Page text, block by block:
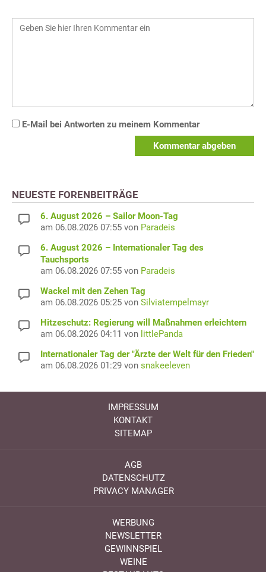
E-Mail bei Antworten zu meinem Kommentar
Kommentar abgeben
NEUESTE FORENBEITRÄGE
6. August 2026 – Sailor Moon-Tag
am 06.08.2026 07:55 von Paradeis
6. August 2026 – Internationaler Tag des
Tauchsports
am 06.08.2026 07:55 von Paradeis
Wackel mit den Zehen Tag
am 06.08.2026 05:25 von Silviatempelmayr
Hitzeschutz: Regierung will Maßnahmen erleichtern
am 06.08.2026 04:11 von littlePanda
Internationaler Tag der "Ärzte der Welt für den Frieden"
am 06.08.2026 01:29 von snakeeleven
IMPRESSUM
KONTAKT
SITEMAP
AGB
DATENSCHUTZ
PRIVACY MANAGER
WERBUNG
NEWSLETTER
GEWINNSPIEL
WEINE